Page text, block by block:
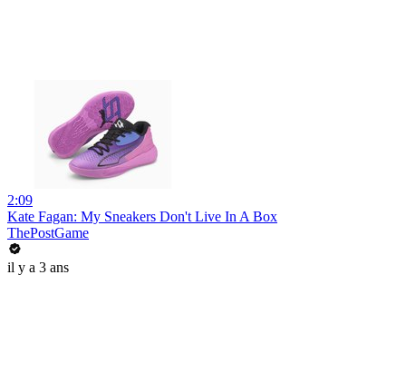
2:09
Kate Fagan: My Sneakers Don't Live In A Box
ThePostGame
il y a 3 ans